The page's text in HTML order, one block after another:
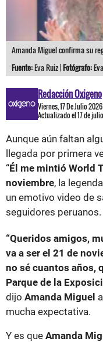
Amanda Miguel confirma su
Fuente:Eva Ruiz |Fotógrafo:
Redacción Oxigeno
Viernes, 17 De Julio
Actualizado el 17 de
Aunque aún faltan
llegada por primera
“Él me mintió World
noviembre, la
un emotivo video de
seguidores peruanos.
“Queridos amigos,
va a ser el 21 de
no sé cuantos años,
Parque de la
dijo Amanda Miguel
mucha expectativa.
Y es que Amanda